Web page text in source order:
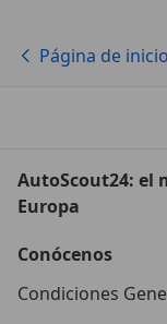
Página de inicio
AutoScout24: el
Europa
Conócenos
Condiciones